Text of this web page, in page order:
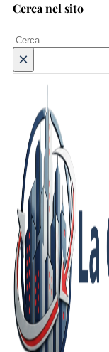
Cerca nel sito
Cerca
×